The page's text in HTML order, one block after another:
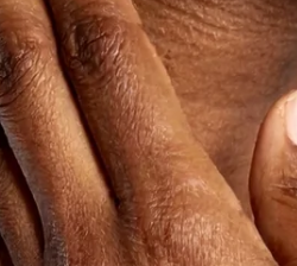
Découvrir nos Nettoyants →